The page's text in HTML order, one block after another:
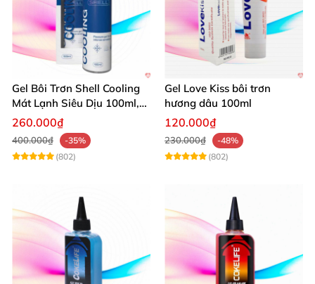
Gel Bôi Trơn Shell Cooling
Mát Lạnh Siêu Dịu 100ml,
Tăng Khoái Cảm
260.000₫
400.000₫
-35%
(802)
Gel Love Kiss bôi trơn
hương dâu 100ml
120.000₫
230.000₫
-48%
(802)